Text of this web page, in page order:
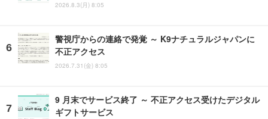
2026.8.3(月) 8:05
警視庁からの連絡で発覚 ～ K9ナチュラルジャパンに
不正アクセス
2026.7.31(金) 8:05
9 月末でサービス終了 ～ 不正アクセス受けたデジタル
ギフトサービス